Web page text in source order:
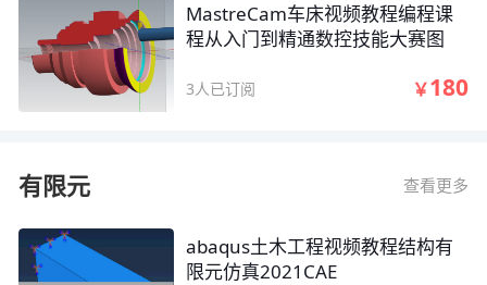
MastreCam车床视频教程编程课
程从入门到精通数控技能大赛图
3人已订阅 ￥180
有限元 查看更多
abaqus土木工程视频教程结构有
限元仿真2021CAE